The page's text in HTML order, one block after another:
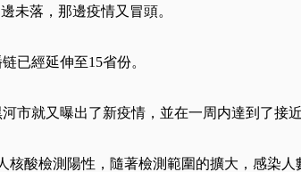
未落，那邊疫情又冒頭。
已經延伸至15省份。
市就又曝出了新疫情，並在一周内達到了接近
酸檢測陽性，隨著檢測範圍的擴大，感染